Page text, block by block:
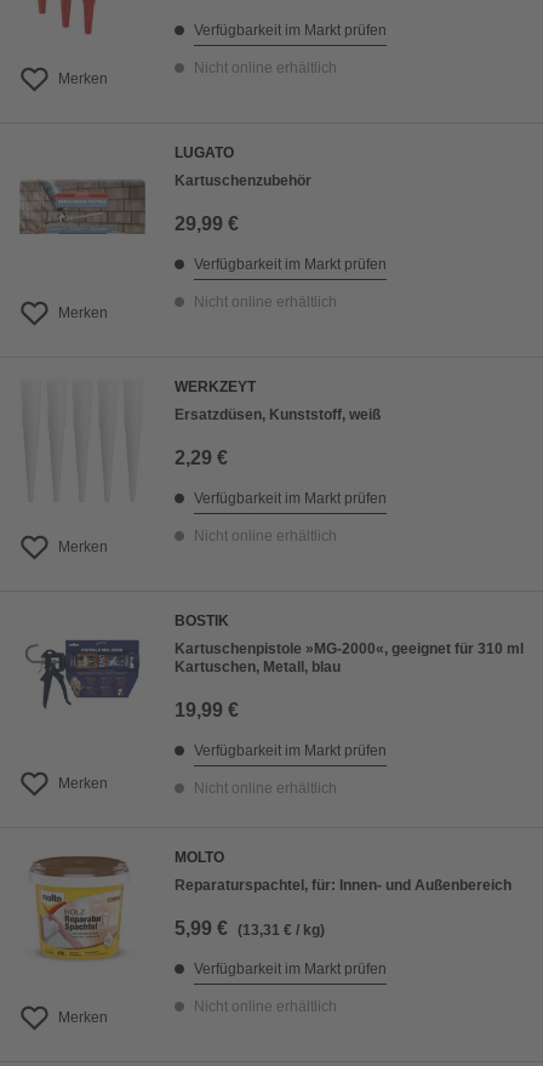
Merken
Verfügbarkeit im Markt prüfen
Nicht online erhältlich
Merken
LUGATO
Kartuschenzubehör
29,99 €
Verfügbarkeit im Markt prüfen
Nicht online erhältlich
Merken
WERKZEYT
Ersatzdüsen, Kunststoff, weiß
2,29 €
Verfügbarkeit im Markt prüfen
Nicht online erhältlich
Merken
BOSTIK
Kartuschenpistole »MG-2000«, geeignet für 310 ml
Kartuschen, Metall, blau
19,99 €
Verfügbarkeit im Markt prüfen
Nicht online erhältlich
Merken
MOLTO
Reparaturspachtel, für: Innen- und Außenbereich
5,99 € (13,31 € / kg)
Verfügbarkeit im Markt prüfen
Nicht online erhältlich